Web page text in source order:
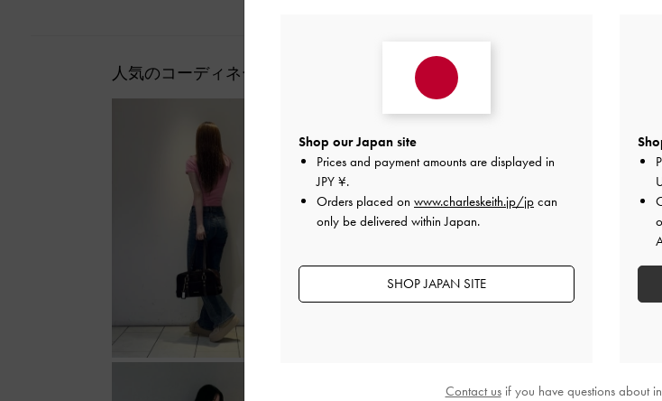
人気のコーディネート
Shop our Japan site
Prices and payment amounts are displayed in
JPY ¥.
Orders placed on www.charleskeith.jp/jp can
only be delivered within Japan.
SHOP JAPAN SITE
Contact usif you have questions about